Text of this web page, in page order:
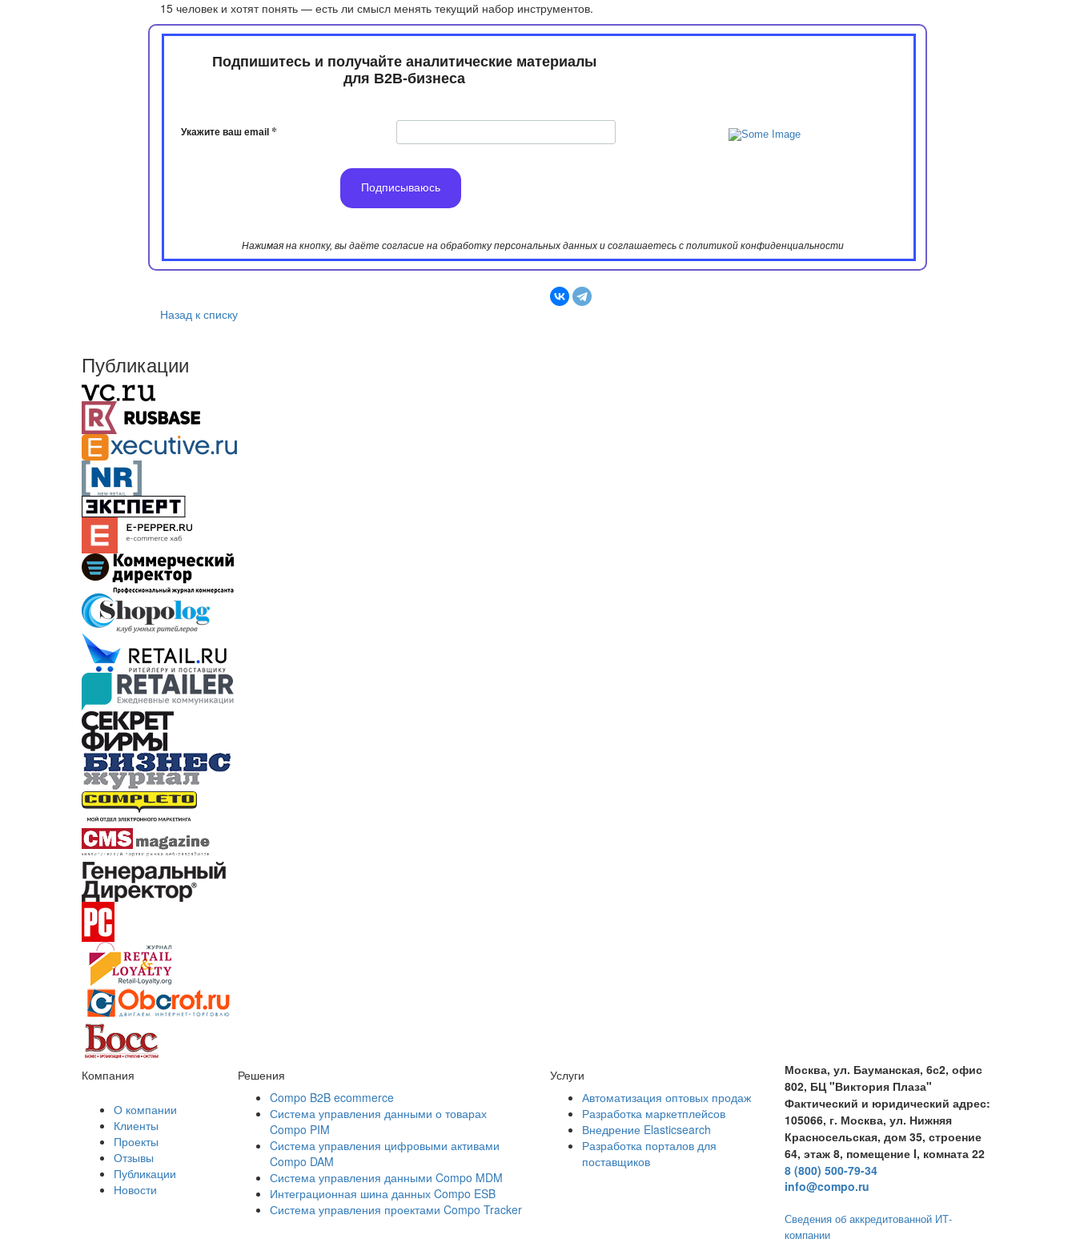
15 человек и хотят понять — есть ли смысл менять текущий набор инструментов.
Подпишитесь и получайте аналитические материалы
​​​​​​​для B2B-бизнеса
Укажите ваш email *
Подписываюсь
Нажимая на кнопку, вы даёте согласие на обработку персональных данных и соглашаетесь с политикой конфиденциальности
Назад к списку
Публикации
Компания
О компании
Клиенты
Проекты
Отзывы
Публикации
Новости
Решения
Compo B2B ecommerce
Система управления данными о товарах
Compo PIM
Cистема управления цифровыми активами
Compo DAM
Система управления данными Compo MDM
Интеграционная шина данных Compo ESB
Система управления проектами Compo Tracker
Услуги
Автоматизация оптовых продаж
Разработка маркетплейсов
Внедрение Elasticsearch
Разработка порталов для
поставщиков
Москва, ул. Бауманская, 6с2, офис
802, БЦ "Виктория Плаза"
Фактический и юридический адрес:
105066, г. Москва, ул. Нижняя
Красносельская, дом 35, строение
64, этаж 8, помещение I, комната 22
8 (800) 500-79-34
info@compo.ru
Сведения об аккредитованной ИТ-
компании